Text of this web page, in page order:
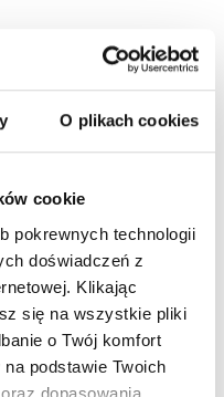
O plikach cookies
cookie
pokrewnych technologii
doświadczeń z
Klikając
się na wszystkie pliki
o Twój komfort
podstawie Twoich
dopasowania
nawilżająca. Wiąże
dzięki czemu
i wygładza skórę.
stosowany jest
skóry.
1-2 razy dziennie i
otarciom
erekcji.